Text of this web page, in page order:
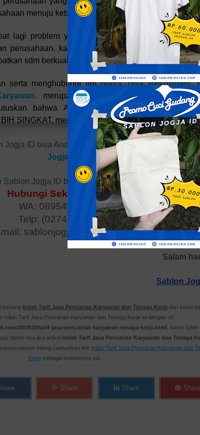
menuju keberhasilan yang lebih besar lagi.
lagi problem yang berkaitan menggunakan
perusahaan, karena terdapat jasa perekrutan yang
sdm berkualitas.
serta menghubungi timbiaya Jasa Rekrutmen,
. merupakan ini ialah waktu yang
bahwa Anda mampu MEMULAI
SINGKAT, menggunakan biaya TERJANGKAU!
Jogja ID bisa Anda cek dengan klik
PORTOFOLIO
Jogja ID
Sablon Jogja ID bisa Anda hubungi kontak dibawah
Hubungi Sekarang Juga!
WA: 0895401538547
Telp: (0274) 2825427
sablonjogjaid@gmail.com
Salam
Sablon
tentang Inilah Tarif Jasa Pencarian Karyawan dan Tenaga Kerja dan kamu
Inilah Tarif Jasa Pencarian Karyawan dan Tenaga Kerja ini dengan url
2019/10/tarif-jasa-pencarian-karyawan-tenaga-kerja.html , kamu boleh
paste-nya jika artikel Inilah Tarif Jasa Pencarian Karyawan dan Tenaga
tolong cantumkan link Inilah Tarif Jasa Pencarian Karyawan dan
Kerja sebagai sumbernya ya!.
Share Share Share